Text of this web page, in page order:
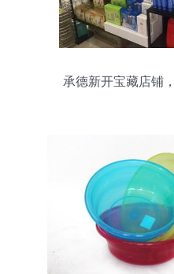
承德新开宝藏店铺